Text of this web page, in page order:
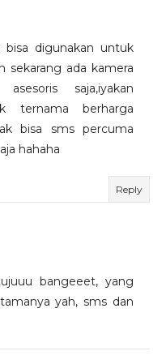
digunakan untuk
sekarang ada kamera
saja,iyakan
ternama berharga
bisa sms percuma
hahaha
Reply
bangeeet, yang
yah, sms dan